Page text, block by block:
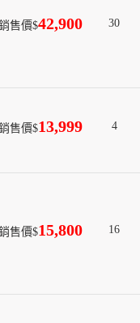
售價$42,900 30
售價$13,999 4
售價$15,800 16